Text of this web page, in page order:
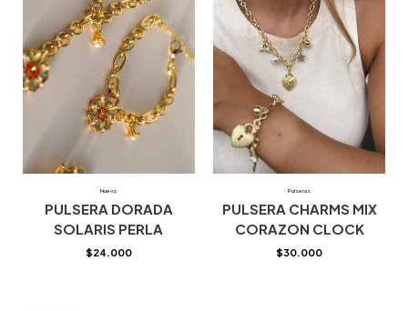
Nuevo
PULSERA DORADA
SOLARIS PERLA
$24.000
Pulseras
PULSERA CHARMS MIX
CORAZON CLOCK
$30.000